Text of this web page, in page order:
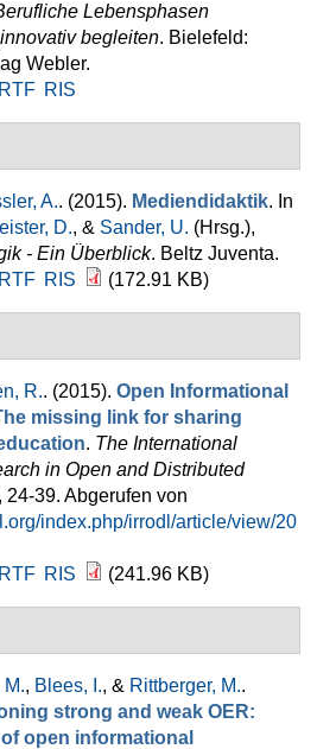
Lebensphasen
begleiten. Bielefeld:
Webler.
RTF RIS
A.. (2015). Mediendidaktik. In
D., & Sander, U. (Hrsg.),
- Ein Überblick. Beltz Juventa.
RTF RIS (172.91 KB)
R.. (2015). Open Informational
missing link for sharing
. The International
in Open and Distributed
24-39. Abgerufen von
index.php/irrodl/article/view/20
RTF RIS (241.96 KB)
M., Blees, I., & Rittberger, M..
strong and weak OER:
open informational